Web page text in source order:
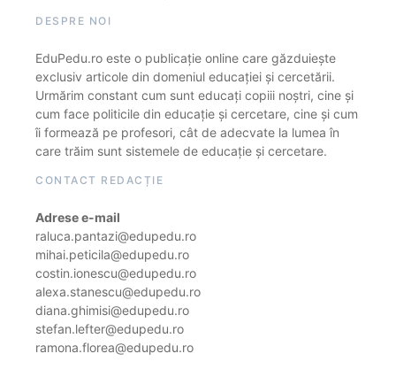
DESPRE NOI
EduPedu.ro este o publicație online care găzduiește
exclusiv articole din domeniul educației și cercetării.
Urmărim constant cum sunt educați copiii noștri, cine și
cum face politicile din educație și cercetare, cine și cum
îi formează pe profesori, cât de adecvate la lumea în
care trăim sunt sistemele de educație și cercetare.
CONTACT REDACȚIE
Adrese e-mail
raluca.pantazi@edupedu.ro
mihai.peticila@edupedu.ro
costin.ionescu@edupedu.ro
alexa.stanescu@edupedu.ro
diana.ghimisi@edupedu.ro
stefan.lefter@edupedu.ro
ramona.florea@edupedu.ro